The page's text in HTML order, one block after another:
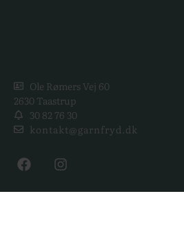
Ole Rømers Vej 60
2630 Taastrup
30 82 76 30
kontakt@garnfryd.dk